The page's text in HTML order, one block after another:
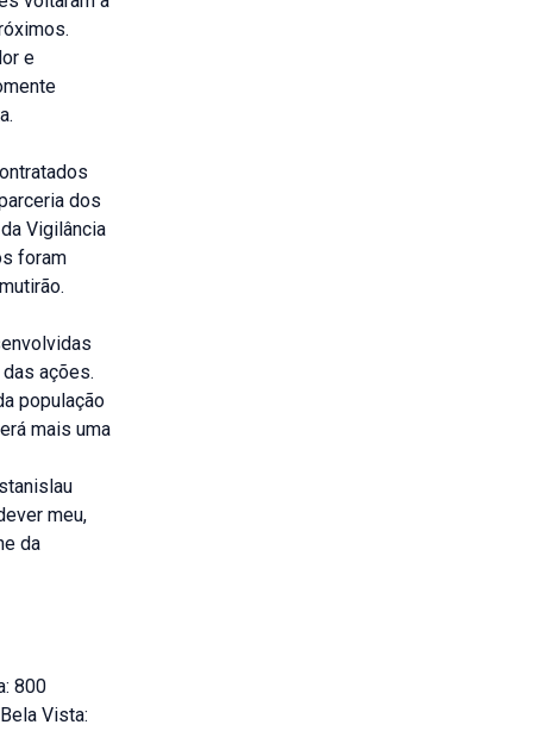
e
dos
Vigilância
foram
ações.
população
mais uma
meu,
da
800
Vista: